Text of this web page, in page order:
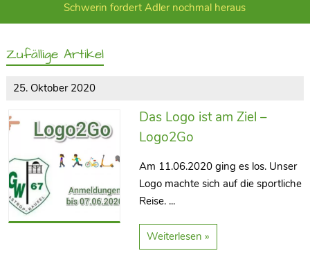
Schwerin fordert Adler nochmal heraus
Zufällige Artikel
25. Oktober 2020
Das Logo ist am Ziel –
Logo2Go
Am 11.06.2020 ging es los. Unser
Logo machte sich auf die sportliche
Reise. ...
Weiterlesen »